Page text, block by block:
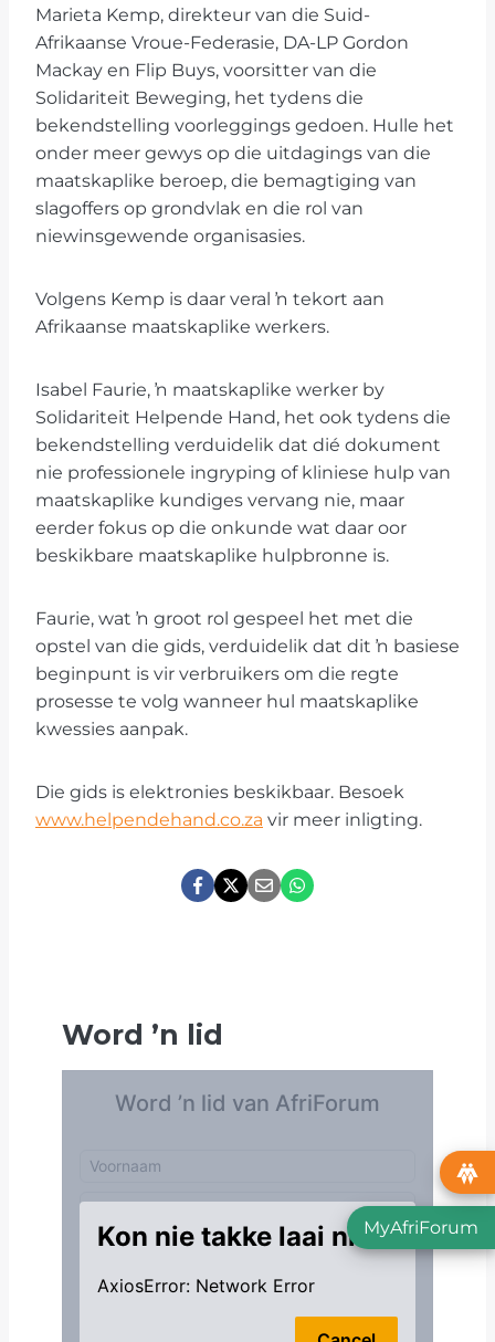
Marieta Kemp, direkteur van die Suid-
Afrikaanse Vroue-Federasie, DA-LP Gordon
Mackay en Flip Buys, voorsitter van die
Solidariteit Beweging, het tydens die
bekendstelling voorleggings gedoen. Hulle het
onder meer gewys op die uitdagings van die
maatskaplike beroep, die bemagtiging van
slagoffers op grondvlak en die rol van
niewinsgewende organisasies.
Volgens Kemp is daar veral ŉ tekort aan
Afrikaanse maatskaplike werkers.
Isabel Faurie, ŉ maatskaplike werker by
Solidariteit Helpende Hand, het ook tydens die
bekendstelling verduidelik dat dié dokument
nie professionele ingryping of kliniese hulp van
maatskaplike kundiges vervang nie, maar
eerder fokus op die onkunde wat daar oor
beskikbare maatskaplike hulpbronne is.
Faurie, wat ŉ groot rol gespeel het met die
opstel van die gids, verduidelik dat dit ŉ basiese
beginpunt is vir verbruikers om die regte
prosesse te volg wanneer hul maatskaplike
kwessies aanpak.
Die gids is elektronies beskikbaar. Besoek
www.helpendehand.co.za vir meer inligting.
Word ’n lid
MyAfriForum